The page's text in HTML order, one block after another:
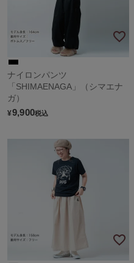
ナイロンパンツ
「SHIMAENAGA」（シマエナ
ガ）
¥9,900税込